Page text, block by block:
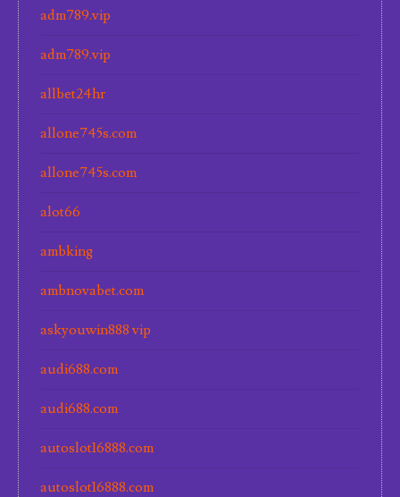
adm789.vip
adm789.vip
allbet24hr
allone745s.com
allone745s.com
alot66
ambking
ambnovabet.com
askyouwin888 vip
audi688.com
audi688.com
autoslot16888.com
autoslot16888.com